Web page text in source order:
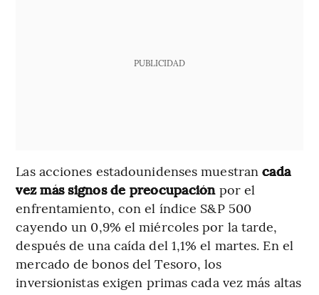
PUBLICIDAD
Las acciones estadounidenses muestrancada
vez más signos de preocupaciónpor el
enfrentamiento, con el índice S&P 500
cayendo un 0,9% el miércoles por la tarde,
después de una caída del 1,1% el martes. En el
mercado de bonos del Tesoro, los
inversionistas exigen primas cada vez más altas